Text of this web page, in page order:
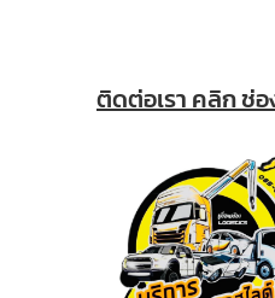
ติดต่อเรา คลิก ช่